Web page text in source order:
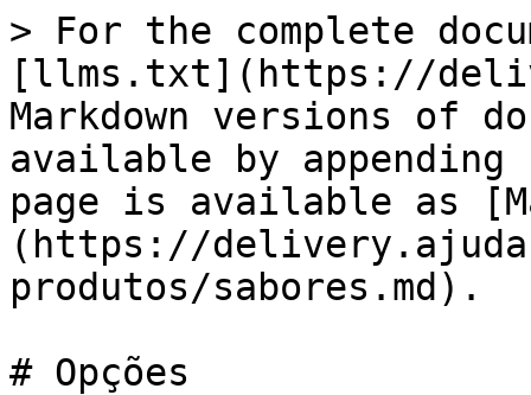
> For the complete
[llms.txt](https://
Markdown versions of
available by
page is available as
(https://
produtos/sabores.md).
# Opções